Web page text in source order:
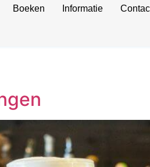
Boeken Informatie